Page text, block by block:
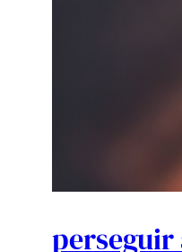
perseguir